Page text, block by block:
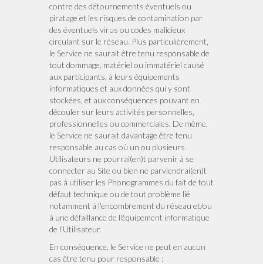
contre des détournements éventuels ou
piratage et les risques de contamination par
des éventuels virus ou codes malicieux
circulant sur le réseau. Plus particulièrement,
le Service ne saurait être tenu responsable de
tout dommage, matériel ou immatériel causé
aux participants, à leurs équipements
informatiques et aux données qui y sont
stockées, et aux conséquences pouvant en
découler sur leurs activités personnelles,
professionnelles ou commerciales. De même,
le Service ne saurait davantage être tenu
responsable au cas où un ou plusieurs
Utilisateurs ne pourrai(en)t parvenir à se
connecter au Site ou bien ne parviendrai(en)t
pas à utiliser les Phonogrammes du fait de tout
défaut technique ou de tout problème lié
notamment à l'encombrement du réseau et/ou
à une défaillance de l'équipement informatique
de l'Utilisateur.
En conséquence, le Service ne peut en aucun
cas être tenu pour responsable :